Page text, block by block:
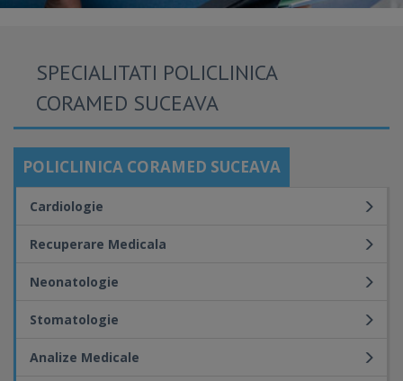
SPECIALITATI POLICLINICA
CORAMED SUCEAVA
POLICLINICA CORAMED SUCEAVA
Cardiologie
Recuperare Medicala
Neonatologie
Stomatologie
Analize Medicale